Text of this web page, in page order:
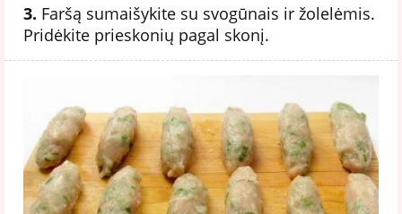
3. Faršą sumaišykite su svogūnais ir žolelėmis.
Pridėkite prieskonių pagal skonį.